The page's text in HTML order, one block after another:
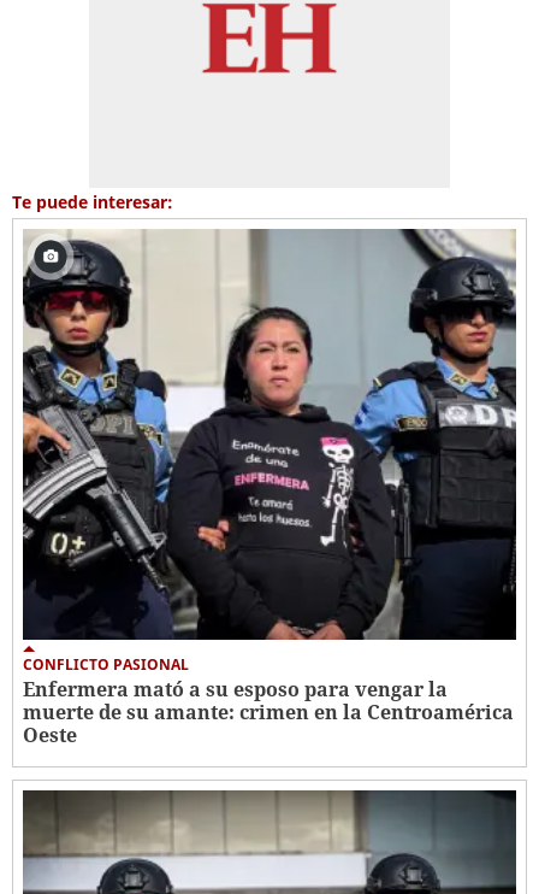
Te puede interesar:
CONFLICTO PASIONAL
Enfermera mató a su esposo para vengar la
muerte de su amante: crimen en la Centroamérica
Oeste